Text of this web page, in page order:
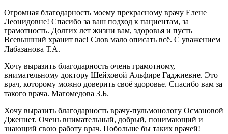
Огромная благодарность моему прекрасному врачу Елене
Леонидовне! Спасибо за ваш подход к пациентам, за
грамотность. Долгих лет жизни вам, здоровья и пусть
Всевышний хранит вас! Слов мало описать всё. С уважением
Лабазанова Т.А.
Хочу выразить благодарность очень грамотному,
внимательному доктору Шейховой Альфире Гаджиевне. Это
врач, которому можно доверить своё здоровье. Спасибо вам за
такого врача. Магомедова З.Б.
Хочу выразить благодарность врачу-пульмонологу Османовой
Дженнет. Очень внимательный, добрый, понимающий и
знающий свою работу врач. Побольше бы таких врачей!